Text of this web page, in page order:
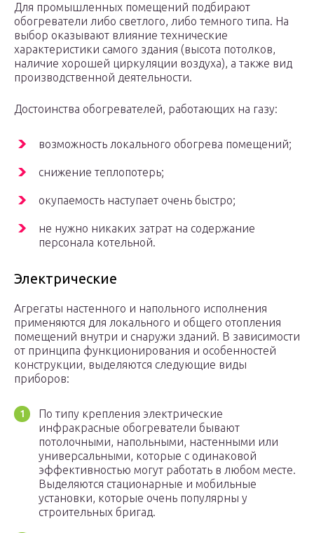
Для промышленных помещений подбирают
обогреватели либо светлого, либо темного типа. На
выбор оказывают влияние технические
характеристики самого здания (высота потолков,
наличие хорошей циркуляции воздуха), а также вид
производственной деятельности.
Достоинства обогревателей, работающих на газу:
возможность локального обогрева помещений;
снижение теплопотерь;
окупаемость наступает очень быстро;
не нужно никаких затрат на содержание
персонала котельной.
Электрические
Агрегаты настенного и напольного исполнения
применяются для локального и общего отопления
помещений внутри и снаружи зданий. В зависимости
от принципа функционирования и особенностей
конструкции, выделяются следующие виды
приборов:
По типу крепления электрические
инфракрасные обогреватели бывают
потолочными, напольными, настенными или
универсальными, которые с одинаковой
эффективностью могут работать в любом месте.
Выделяются стационарные и мобильные
установки, которые очень популярны у
строительных бригад.